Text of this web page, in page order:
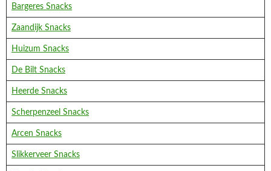
Bargeres Snacks
Zaandijk Snacks
Huizum Snacks
De Bilt Snacks
Heerde Snacks
Scherpenzeel Snacks
Arcen Snacks
Slikkerveer Snacks